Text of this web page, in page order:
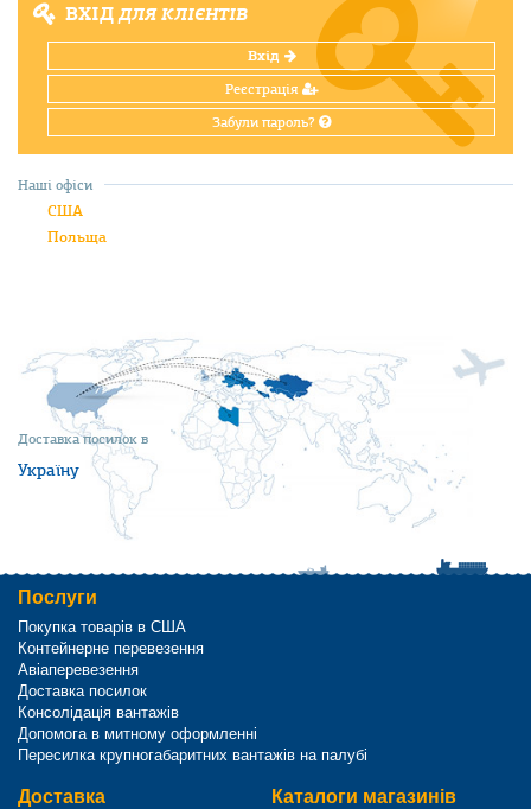
ВХІДДЛЯ КЛІЄНТІВ
Вхід
Реєстрація
Забули пароль?
Доставка посилок в
Україну
Наші офіси
США
Польща
Послуги
Покупка товарів в США
Контейнерне перевезення
Авіаперевезення
Доставка посилок
Консолідація вантажів
Допомога в митному оформленні
Пересилка крупногабаритних вантажів на палубі
Доставка Каталоги магазинів